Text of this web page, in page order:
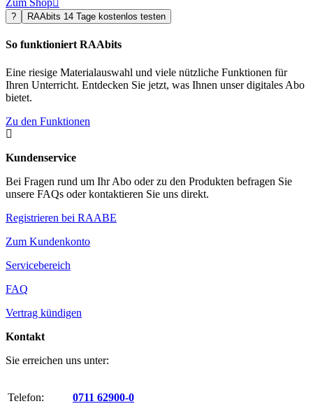
Zum Shop
? RAAbits 14 Tage kostenlos testen
So funktioniert RAAbits
Eine riesige Materialauswahl und viele nützliche Funktionen für
Ihren Unterricht. Entdecken Sie jetzt, was Ihnen unser digitales Abo
bietet.
Zu den Funktionen

Kundenservice
Bei Fragen rund um Ihr Abo oder zu den Produkten befragen Sie
unsere FAQs oder kontaktieren Sie uns direkt.
Registrieren bei RAABE
Zum Kundenkonto
Servicebereich
FAQ
Vertrag kündigen
Kontakt
Sie erreichen uns unter:
Telefon: 0711 62900-0